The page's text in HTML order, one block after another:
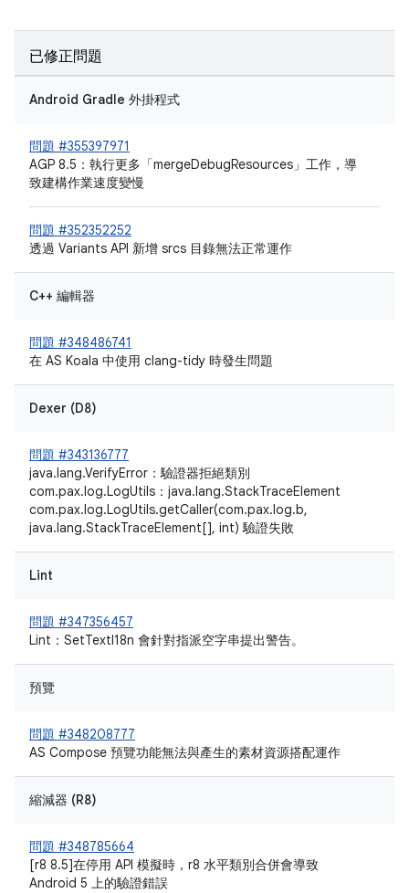
已修正問題
Android Gradle 外掛程式
問題 #355397971
AGP 8.5：執行更多「mergeDebugResources」工作，導
致建構作業速度變慢
問題 #352352252
透過 Variants API 新增 srcs 目錄無法正常運作
C++ 編輯器
問題 #348486741
在 AS Koala 中使用 clang-tidy 時發生問題
Dexer (D8)
問題 #343136777
java.lang.VerifyError：驗證器拒絕類別
com.pax.log.LogUtils：java.lang.StackTraceElement
com.pax.log.LogUtils.getCaller(com.pax.log.b,
java.lang.StackTraceElement[], int) 驗證失敗
Lint
問題 #347356457
Lint：SetTextI18n 會針對指派空字串提出警告。
預覽
問題 #348208777
AS Compose 預覽功能無法與產生的素材資源搭配運作
縮減器 (R8)
問題 #348785664
[r8 8.5]在停用 API 模擬時，r8 水平類別合併會導致
Android 5 上的驗證錯誤